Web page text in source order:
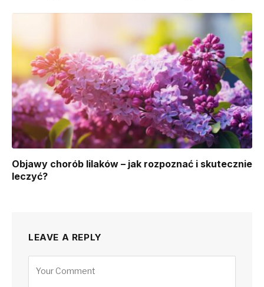
Objawy chorób lilaków – jak rozpoznać i skutecznie
leczyć?
LEAVE A REPLY